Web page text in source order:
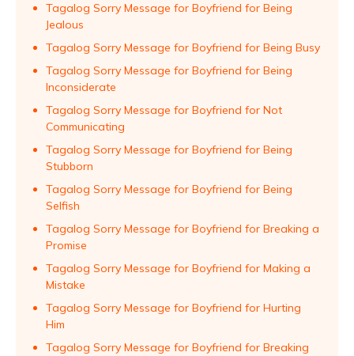
Tagalog Sorry Message for Boyfriend for Being
Jealous
Tagalog Sorry Message for Boyfriend for Being Busy
Tagalog Sorry Message for Boyfriend for Being
Inconsiderate
Tagalog Sorry Message for Boyfriend for Not
Communicating
Tagalog Sorry Message for Boyfriend for Being
Stubborn
Tagalog Sorry Message for Boyfriend for Being
Selfish
Tagalog Sorry Message for Boyfriend for Breaking a
Promise
Tagalog Sorry Message for Boyfriend for Making a
Mistake
Tagalog Sorry Message for Boyfriend for Hurting
Him
Tagalog Sorry Message for Boyfriend for Breaking